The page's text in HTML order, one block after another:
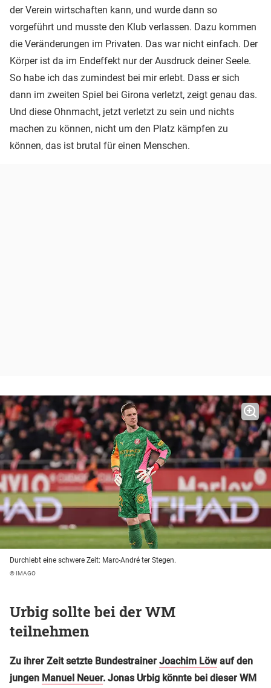
der Verein wirtschaften kann, und wurde dann so
vorgeführt und musste den Klub verlassen. Dazu kommen
die Veränderungen im Privaten. Das war nicht einfach. Der
Körper ist da im Endeffekt nur der Ausdruck deiner Seele.
So habe ich das zumindest bei mir erlebt. Dass er sich
dann im zweiten Spiel bei Girona verletzt, zeigt genau das.
Und diese Ohnmacht, jetzt verletzt zu sein und nichts
machen zu können, nicht um den Platz kämpfen zu
können, das ist brutal für einen Menschen.
Durchlebt eine schwere Zeit: Marc-André ter Stegen.
© IMAGO
Urbig sollte bei der WM
teilnehmen
Zu ihrer Zeit setzte Bundestrainer Joachim Löwauf den
jungen Manuel Neuer. Jonas Urbig könnte bei dieser WM